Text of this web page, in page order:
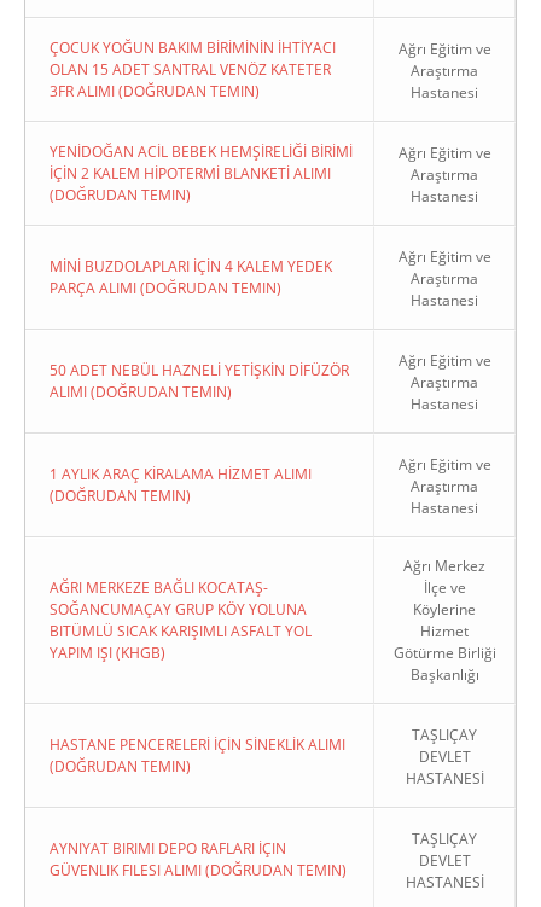
ÇOCUK YOĞUN BAKIM BİRİMİNİN İHTİYACI
OLAN 15 ADET SANTRAL VENÖZ KATETER
3FR ALIMI (DOĞRUDAN TEMIN)
Ağrı Eğitim ve
Araştırma
Hastanesi
YENİDOĞAN ACİL BEBEK HEMŞİRELİĞİ BİRİMİ
İÇİN 2 KALEM HİPOTERMİ BLANKETİ ALIMI
(DOĞRUDAN TEMIN)
Ağrı Eğitim ve
Araştırma
Hastanesi
MİNİ BUZDOLAPLARI İÇİN 4 KALEM YEDEK
PARÇA ALIMI (DOĞRUDAN TEMIN)
Ağrı Eğitim ve
Araştırma
Hastanesi
50 ADET NEBÜL HAZNELİ YETİŞKİN DİFÜZÖR
ALIMI (DOĞRUDAN TEMIN)
Ağrı Eğitim ve
Araştırma
Hastanesi
1 AYLIK ARAÇ KİRALAMA HİZMET ALIMI
(DOĞRUDAN TEMIN)
Ağrı Eğitim ve
Araştırma
Hastanesi
AĞRI MERKEZE BAĞLI KOCATAŞ-
SOĞANCUMAÇAY GRUP KÖY YOLUNA
BITÜMLÜ SICAK KARIŞIMLI ASFALT YOL
YAPIM IŞI (KHGB)
Ağrı Merkez
İlçe ve
Köylerine
Hizmet
Götürme Birliği
Başkanlığı
HASTANE PENCERELERİ İÇİN SİNEKLİK ALIMI
(DOĞRUDAN TEMIN)
TAŞLIÇAY
DEVLET
HASTANESİ
AYNIYAT BIRIMI DEPO RAFLARI İÇIN
GÜVENLIK FILESI ALIMI (DOĞRUDAN TEMIN)
TAŞLIÇAY
DEVLET
HASTANESİ